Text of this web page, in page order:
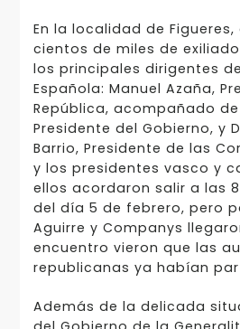
En la localidad de
cientos de miles de
los principales dirigentes
Española: Manuel Azaña,
República, acompañado
Presidente del Gobierno, y
Barrio, Presidente de las
y los presidentes vasco y
ellos acordaron salir a las
del día 5 de febrero, pero
Aguirre y Companys
encuentro vieron que las
republicanas ya habían
Además de la delicada